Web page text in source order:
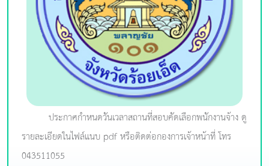
ประกาศกำหนดวันเวลาสถานที่สอบคัดเลือกพนักงานจ้าง ดู
รายละเอียดในไฟล์แนบ pdf หรือติดต่อกองการเจ้าหน้าที่ โทร
043511055